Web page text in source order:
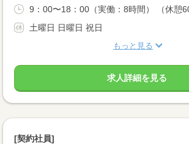
9：00〜18：00（実働：8時間） （休憩
土曜日 日曜日 祝日
もっと見る
求人詳細を見る
[契約社員]